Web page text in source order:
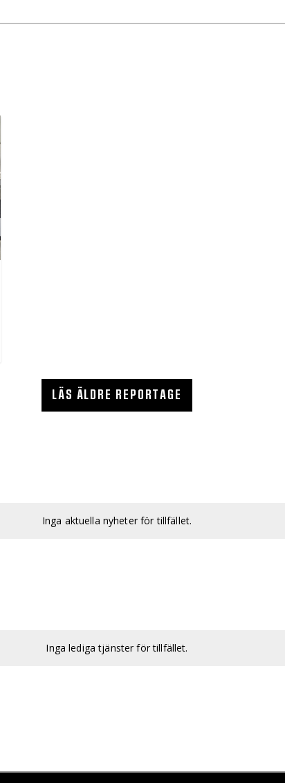
LÄS ÄLDRE REPORTAGE
Inga aktuella nyheter för tillfället.
Inga lediga tjänster för tillfället.